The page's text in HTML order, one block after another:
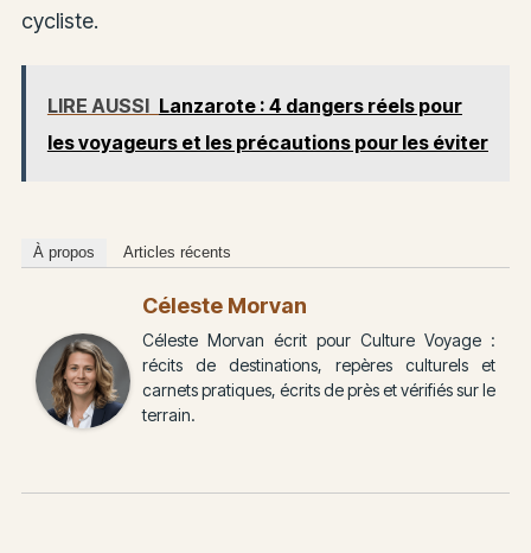
cycliste.
LIRE AUSSI Lanzarote : 4 dangers réels pour
les voyageurs et les précautions pour les éviter
À propos Articles récents
Céleste Morvan
Céleste Morvan écrit pour Culture Voyage :
récits de destinations, repères culturels et
carnets pratiques, écrits de près et vérifiés sur le
terrain.